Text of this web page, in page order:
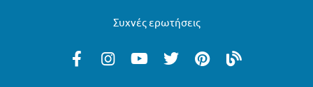
Νέοι Πόροι Πιερίας
Συχνές ερωτήσεις